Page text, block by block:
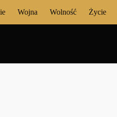
Wojna Wolność Życie